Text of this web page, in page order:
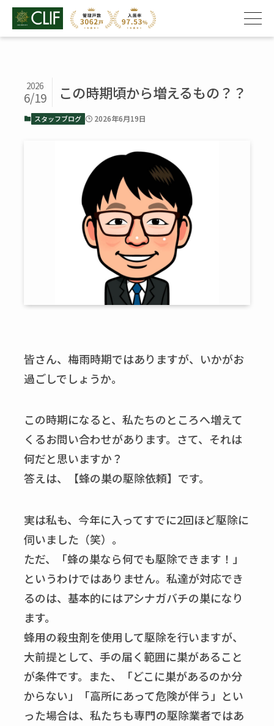
この時期頃から増えるもの？？
2026
6/19
スタッフブログ 2026年6月19日
皆さん、梅雨時期ではありますが、いかがお
過ごしでしょうか。
この時期になると、私たちのところへ増えて
くるお問い合わせがあります。さて、それは
何だと思いますか？
答えは、【蜂の巣の駆除依頼】です。
実は私も、今年に入ってすでに2回ほど駆除に
伺いました（笑）。
ただ、「蜂の巣なら何でも駆除できます！」
というわけではありません。私達が対応でき
るのは、基本的にはアシナガバチの巣になり
ます。
蜂用の殺虫剤を使用して駆除を行いますが、
大前提として、手の届く範囲に巣があること
が条件です。また、「どこに巣があるのか分
からない」「高所にあって危険が伴う」とい
った場合は、私たちも専門の駆除業者ではあ